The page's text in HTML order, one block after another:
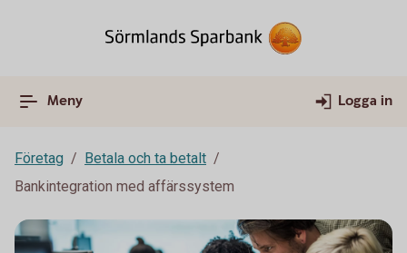
Meny Logga in
Företag
Betala och ta betalt
Bankintegration med affärssystem